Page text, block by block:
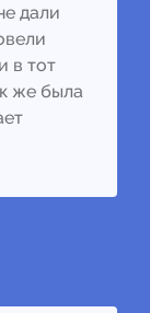
дали
в тот
же была